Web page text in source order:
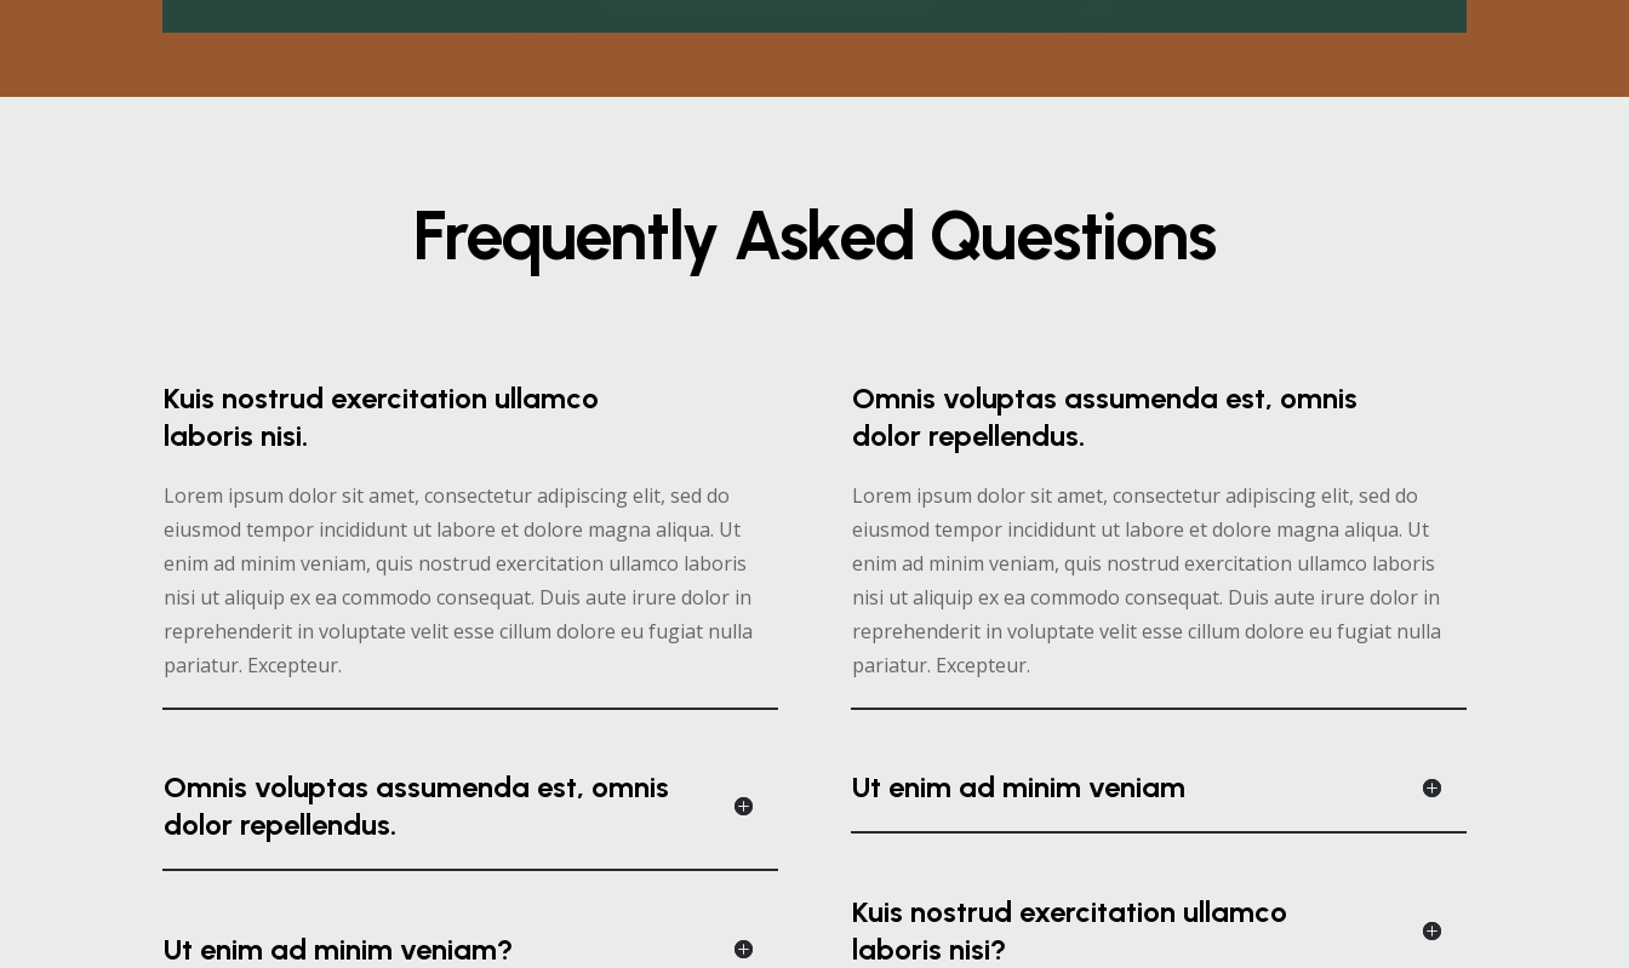
Frequently Asked Questions
Kuis nostrud exercitation ullamco
laboris nisi.
Lorem ipsum dolor sit amet, consectetur adipiscing elit, sed do
eiusmod tempor incididunt ut labore et dolore magna aliqua. Ut
enim ad minim veniam, quis nostrud exercitation ullamco laboris
nisi ut aliquip ex ea commodo consequat. Duis aute irure dolor in
reprehenderit in voluptate velit esse cillum dolore eu fugiat nulla
pariatur. Excepteur.
Omnis voluptas assumenda est, omnis
dolor repellendus.
Ut enim ad minim veniam?
Omnis voluptas assumenda est, omnis
dolor repellendus.
Lorem ipsum dolor sit amet, consectetur adipiscing elit, sed do
eiusmod tempor incididunt ut labore et dolore magna aliqua. Ut
enim ad minim veniam, quis nostrud exercitation ullamco laboris
nisi ut aliquip ex ea commodo consequat. Duis aute irure dolor in
reprehenderit in voluptate velit esse cillum dolore eu fugiat nulla
pariatur. Excepteur.
Ut enim ad minim veniam
Kuis nostrud exercitation ullamco
laboris nisi?